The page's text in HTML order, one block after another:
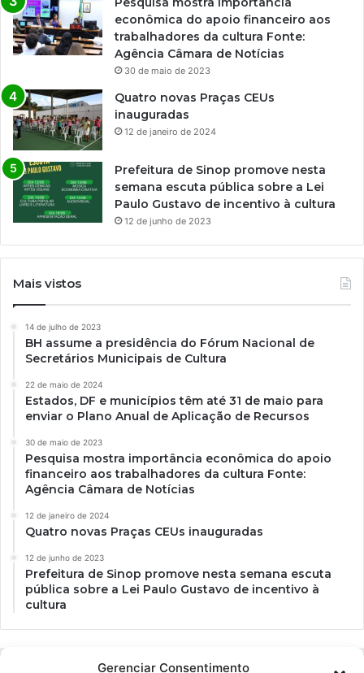
Gerenciar Consentimento
econômica do apoio financeiro aos
trabalhadores da cultura Fonte:
Agência Câmara de Notícias
30 de maio de 2023
Quatro novas Praças CEUs
inauguradas
12 de janeiro de 2024
Prefeitura de Sinop promove nesta
semana escuta pública sobre a Lei
Paulo Gustavo de incentivo à cultura
12 de junho de 2023
Mais vistos
14 de julho de 2023
BH assume a presidência do Fórum Nacional de
Secretários Municipais de Cultura
22 de maio de 2024
Estados, DF e municípios têm até 31 de maio para
enviar o Plano Anual de Aplicação de Recursos
30 de maio de 2023
Pesquisa mostra importância econômica do apoio
financeiro aos trabalhadores da cultura Fonte:
Agência Câmara de Notícias
12 de janeiro de 2024
Quatro novas Praças CEUs inauguradas
12 de junho de 2023
Prefeitura de Sinop promove nesta semana escuta
pública sobre a Lei Paulo Gustavo de incentivo à
cultura